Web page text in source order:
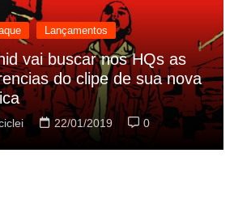
Lançamentos
nos HQs as
do clipe de sua nova
22/01/2019 0